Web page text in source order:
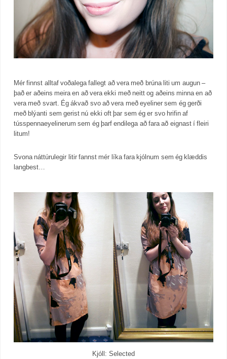
Mér finnst alltaf voðalega fallegt að vera með brúna liti um augun –
það er aðeins meira en að vera ekki með neitt og aðeins minna en að
vera með svart. Ég ákvað svo að vera með eyeliner sem ég gerði
með blýanti sem gerist nú ekki oft þar sem ég er svo hrifin af
tússpennaeyelinerum sem ég þarf endilega að fara að eignast í fleiri
litum!
Svona náttúrulegir litir fannst mér líka fara kjólnum sem ég klæddis
langbest…
Kjóll: Selected